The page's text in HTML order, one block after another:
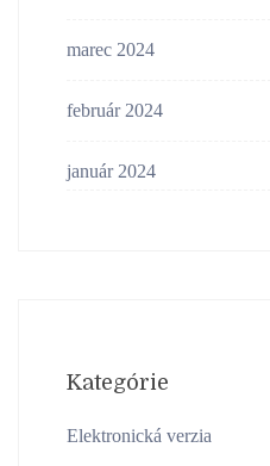
marec 2024
február 2024
január 2024
Kategórie
Elektronická verzia